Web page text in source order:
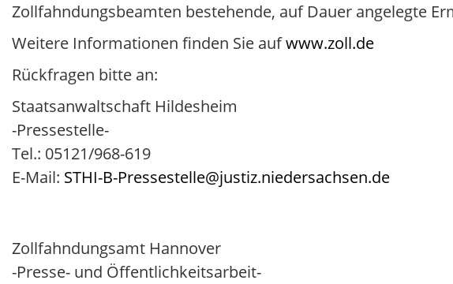
Zollfahndungsbeamten bestehende, auf Dauer angelegte
Weitere Informationen finden Sie aufwww.zoll.de
Rückfragen bitte an:
Staatsanwaltschaft Hildesheim
-Pressestelle-
Tel.: 05121/968-619
E-Mail: STHI-B-Pressestelle@justiz.niedersachsen.de
Zollfahndungsamt Hannover
-Presse- und Öffentlichkeitsarbeit-